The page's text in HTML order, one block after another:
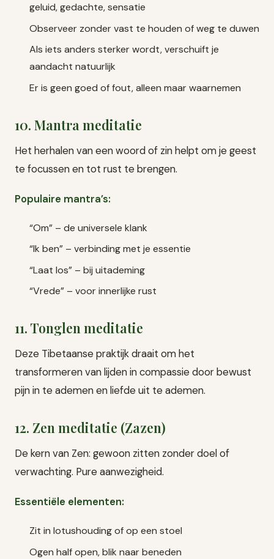
geluid, gedachte, sensatie
Observeer zonder vast te houden of weg te duwen
Als iets anders sterker wordt, verschuift je
aandacht natuurlijk
Er is geen goed of fout, alleen maar waarnemen
10. Mantra meditatie
Het herhalen van een woord of zin helpt om je geest
te focussen en tot rust te brengen.
Populaire mantra’s:
“Om” – de universele klank
“Ik ben” – verbinding met je essentie
“Laat los” – bij uitademing
“Vrede” – voor innerlijke rust
11. Tonglen meditatie
Deze Tibetaanse praktijk draait om het
transformeren van lijden in compassie door bewust
pijn in te ademen en liefde uit te ademen.
12. Zen meditatie (Zazen)
De kern van Zen: gewoon zitten zonder doel of
verwachting. Pure aanwezigheid.
Essentiële elementen:
Zit in lotushouding of op een stoel
Ogen half open, blik naar beneden